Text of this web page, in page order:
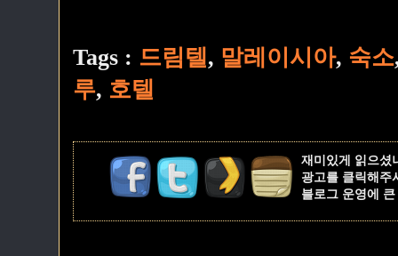
Tags : 드림텔, 말레이시아, 숙소
루, 호텔
재미있게 읽으셨
광고를 클릭해주
블로그 운영에